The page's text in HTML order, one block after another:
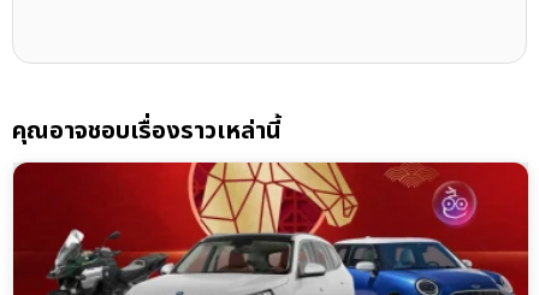
คุณอาจชอบเรื่องราวเหล่านี้